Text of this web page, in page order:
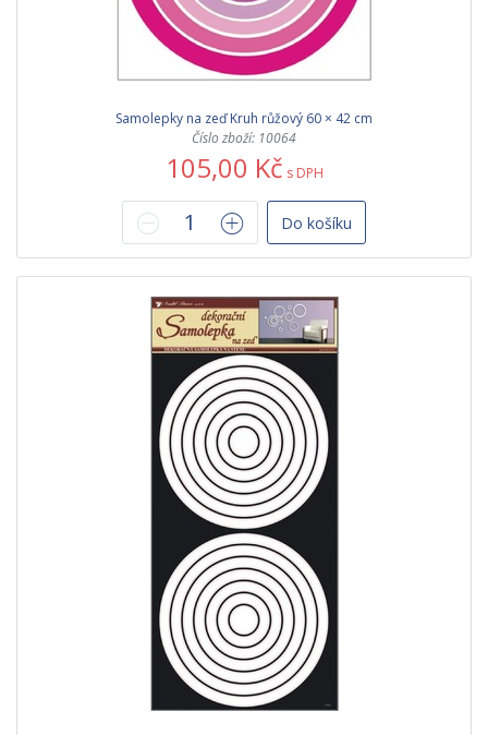
Samolepky na zeď Kruh růžový 60 × 42 cm
Číslo zboží: 10064
105,00 Kč s DPH
Do košíku